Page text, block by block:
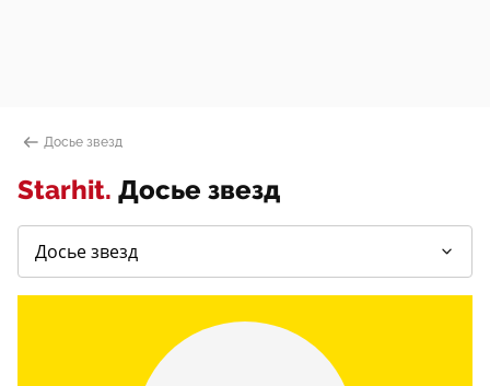
Досье звезд
Starhit. Досье звезд